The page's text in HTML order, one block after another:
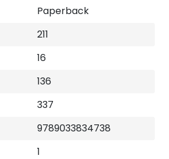
Paperback
211
16
136
337
9789033834738
1